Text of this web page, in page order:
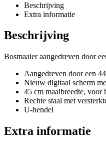
Beschrijving
Extra informatie
Beschrijving
Bosmaaier aangedreven door
Aangedreven door een
Nieuw digitaal scherm
45 cm maaibreedte, voor
Rechte staal met
U-hendel
Extra informatie